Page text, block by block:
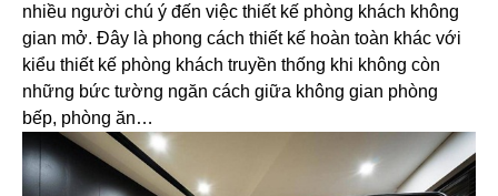
nhiều người chú ý đến việc thiết kế phòng khách không
gian mở. Đây là phong cách thiết kế hoàn toàn khác với
kiểu thiết kế phòng khách truyền thống khi không còn
những bức tường ngăn cách giữa không gian phòng
bếp, phòng ăn…